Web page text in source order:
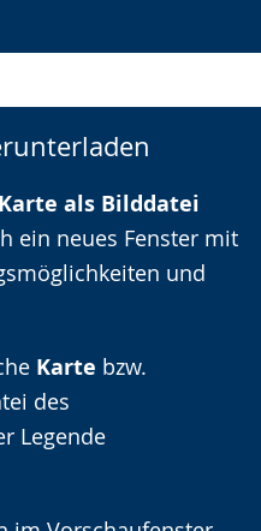
Karte als Bilddatei
ein neues Fenster mit
und
Karte bzw.
des
Legende